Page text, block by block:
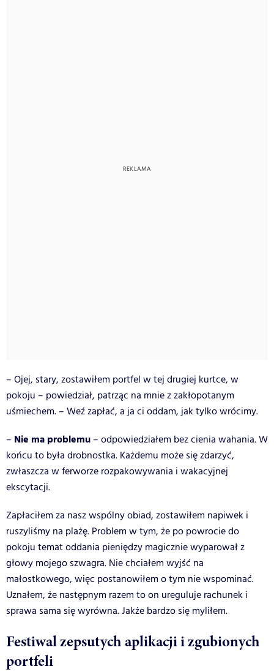
– Ojej, stary, zostawiłem portfel w tej drugiej kurtce, w
pokoju – powiedział, patrząc na mnie z zakłopotanym
uśmiechem. – Weź zapłać, a ja ci oddam, jak tylko wrócimy.
– Nie ma problemu – odpowiedziałem bez cienia wahania. W
końcu to była drobnostka. Każdemu może się zdarzyć,
zwłaszcza w ferworze rozpakowywania i wakacyjnej
ekscytacji.
Zapłaciłem za nasz wspólny obiad, zostawiłem napiwek i
ruszyliśmy na plażę. Problem w tym, że po powrocie do
pokoju temat oddania pieniędzy magicznie wyparował z
głowy mojego szwagra. Nie chciałem wyjść na
małostkowego, więc postanowiłem o tym nie wspominać.
Uznałem, że następnym razem to on ureguluje rachunek i
sprawa sama się wyrówna. Jakże bardzo się myliłem.
Festiwal zepsutych aplikacji i zgubionych
portfeli